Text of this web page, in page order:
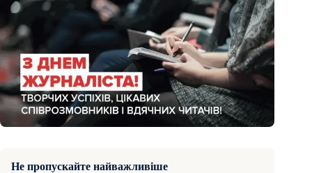
Не пропускайте найважливіше